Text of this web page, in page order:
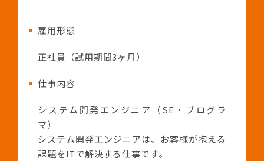
雇用形態
正社員（試用期間3ヶ月）
仕事内容
システム開発エンジニア（SE・プログラ
マ）
システム開発エンジニアは、お客様が抱える
課題をITで解決する仕事です。